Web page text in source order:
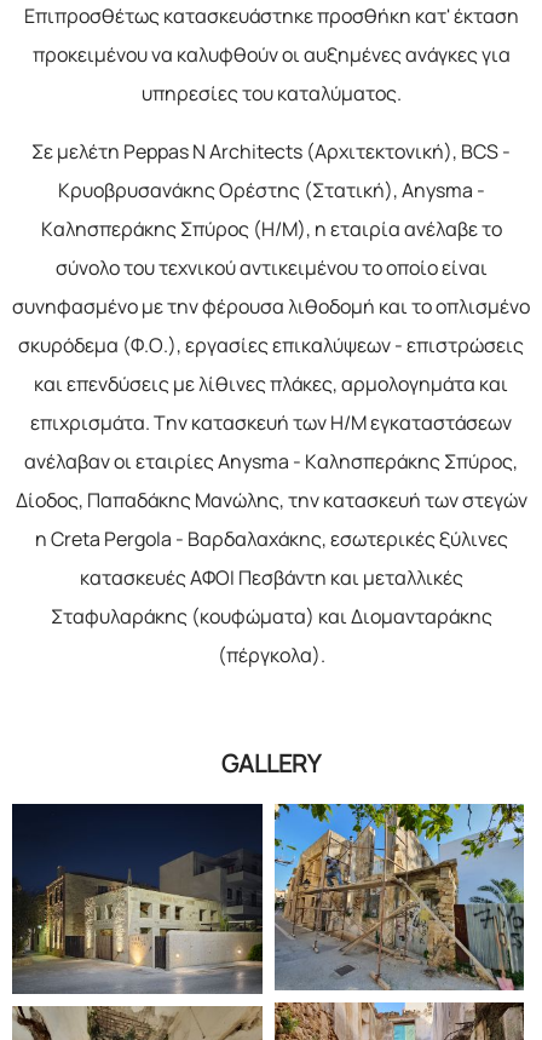
Επιπροσθέτως κατασκευάστηκε προσθήκη κατ' έκταση
προκειμένου να καλυφθούν οι αυξημένες ανάγκες για
υπηρεσίες του καταλύματος.
Σε μελέτη Peppas N Architects (Αρχιτεκτονική), BCS -
Κρυοβρυσανάκης Ορέστης (Στατική), Anysma -
Καλησπεράκης Σπύρος (H/M), η εταιρία ανέλαβε το
σύνολο του τεχνικού αντικειμένου το οποίο είναι
συνηφασμένο με την φέρουσα λιθοδομή και το οπλισμένο
σκυρόδεμα (Φ.Ο.), εργασίες επικαλύψεων - επιστρώσεις
και επενδύσεις με λίθινες πλάκες, αρμολογημάτα και
επιχρισμάτα. Την κατασκευή των Η/Μ εγκαταστάσεων
ανέλαβαν οι εταιρίες Anysma - Καλησπεράκης Σπύρος,
Δίοδος, Παπαδάκης Μανώλης, την κατασκευή των στεγών
η Creta Pergola - Βαρδαλαχάκης, εσωτερικές ξύλινες
κατασκευές ΑΦΟΙ Πεσβάντη και μεταλλικές
Σταφυλαράκης (κουφώματα) και Διομανταράκης
(πέργκολα).
GALLERY